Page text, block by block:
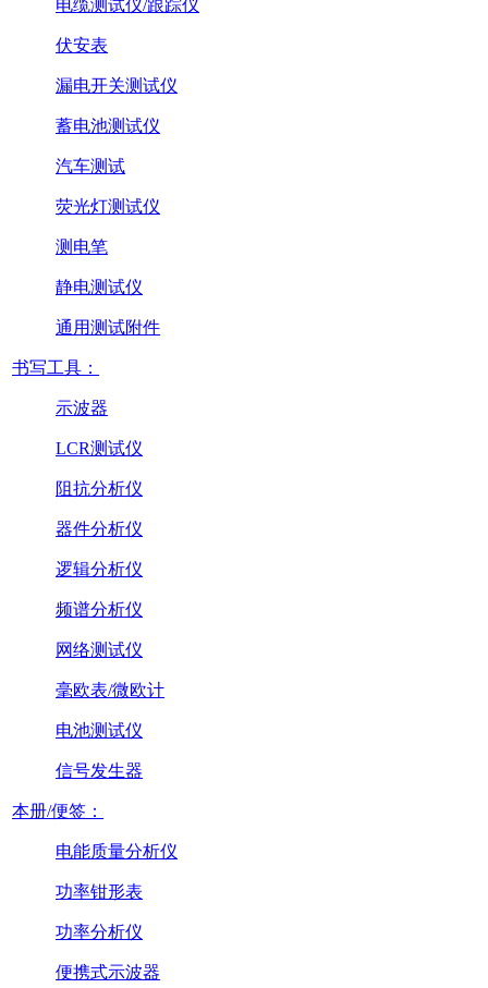
电缆测试仪/跟踪仪
伏安表
漏电开关测试仪
蓄电池测试仪
汽车测试
荧光灯测试仪
测电笔
静电测试仪
通用测试附件
书写工具：
示波器
LCR测试仪
阻抗分析仪
器件分析仪
逻辑分析仪
频谱分析仪
网络测试仪
毫欧表/微欧计
电池测试仪
信号发生器
本册/便签：
电能质量分析仪
功率钳形表
功率分析仪
便携式示波器